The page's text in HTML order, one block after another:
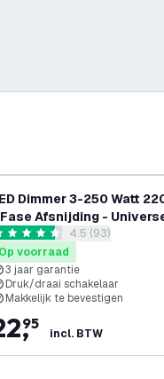
verlanglijst
Dimmer 3-250 Watt
Afsnijding -
reviews drawer
score sterren4.5 (93)
Op voorraad
3 jaar garantie
Druk/draai schakelaar
Makkelijk te bevestigen
,
95
incl. BTW